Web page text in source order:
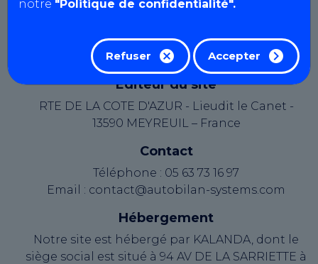
notre "Politique de confidentialité".
Refuser Accepter
Systems, une société par actions simplifiée au
Registre du Commerce et des Sociétés d'Aix-en-
Provence sous le numéro B 334 821 097.
Éditeur du site
RTE DE LA COTE D'AZUR - Lieudit le Canet -
13590 MEYREUIL – France
Contact
Téléphone : 05 63 73 16 97
Email : contact@autobilan-systems.com
Hébergement
Notre site est hébergé par KALANDA, dont le
siège social est situé à 94 AV DE LA SARRIETTE à